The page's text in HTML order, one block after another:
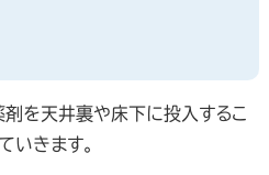
剤を天井裏や床下に投入するこ
いきます。